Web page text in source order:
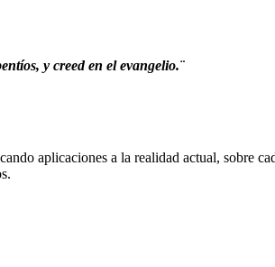
y creed en el evangelio.¨
aplicaciones a la realidad actual, sobre